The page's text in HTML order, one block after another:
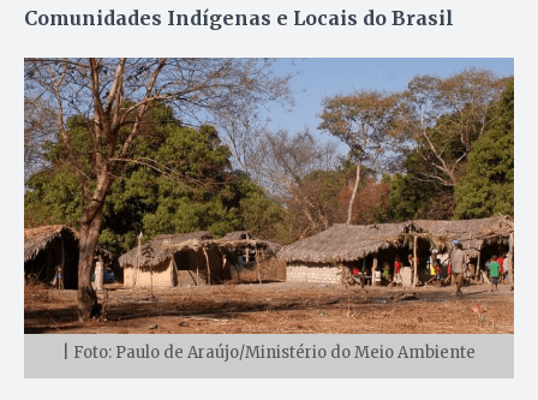
Comunidades Indígenas e Locais do Brasil
| Foto: Paulo de Araújo/Ministério do Meio Ambiente